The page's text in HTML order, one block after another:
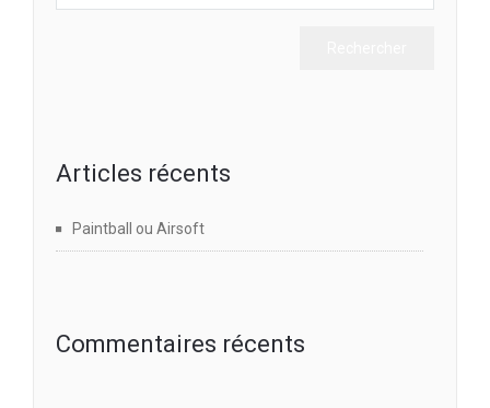
Articles récents
Paintball ou Airsoft
Commentaires récents